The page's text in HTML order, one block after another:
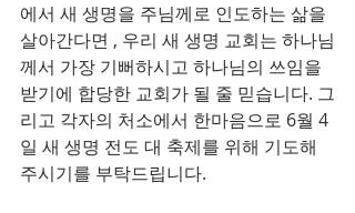
에서 새 생명을 주님께로 인도하는 삶을
살아간다면 , 우리 새 생명 교회는 하나님
께서 가장 기뻐하시고 하나님의 쓰임을
받기에 합당한 교회가 될 줄 믿습니다. 그
리고 각자의 처소에서 한마음으로 6월 4
일 새 생명 전도 대 축제를 위해 기도해
주시기를 부탁드립니다.